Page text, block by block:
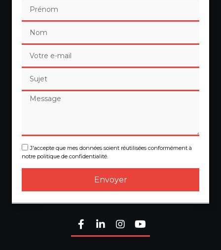
J'accepte que mes données soient réutilisées conformément à
notre politique de confidentialité.
Envoyer